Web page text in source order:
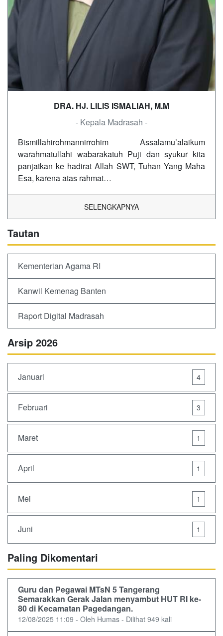
DRA. HJ. LILIS ISMALIAH, M.M
- Kepala Madrasah -
Bismillahirohmannirrohim Assalamu’alaikum
warahmatullahi wabarakatuh Puji dan syukur kita
panjatkan ke hadirat Allah SWT, Tuhan Yang Maha
Esa, karena atas rahmat…
SELENGKAPNYA
Tautan
Kementerian Agama RI
Kanwil Kemenag Banten
Raport Digital Madrasah
Arsip 2026
Januari 4
Februari 3
Maret 1
April 1
Mei 1
Juni 1
Paling Dikomentari
Guru dan Pegawai MTsN 5 Tangerang
Semarakkan Gerak Jalan menyambut HUT RI ke-
80 di Kecamatan Pagedangan.
12/08/2025 11:09 - Oleh Humas - Dilihat 949 kali